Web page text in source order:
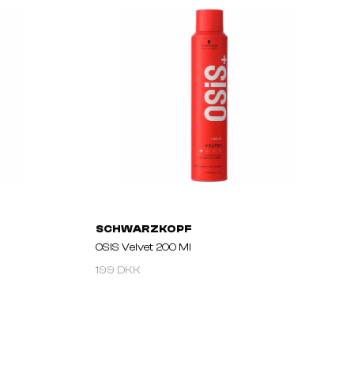
SCHWARZKOPF
OSIS Velvet 200 Ml
199 DKK